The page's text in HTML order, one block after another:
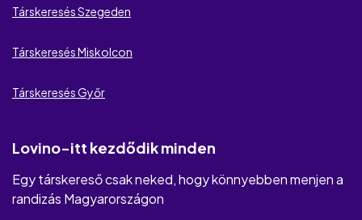
Singles 50
WantMatures
Társkeresés Szegeden
Társkeresés Miskolcon
Társkeresés Győr
Lovino-itt kezdődik minden
Egy társkereső csak neked, hogy könnyebben menjen a
randizás Magyarországon